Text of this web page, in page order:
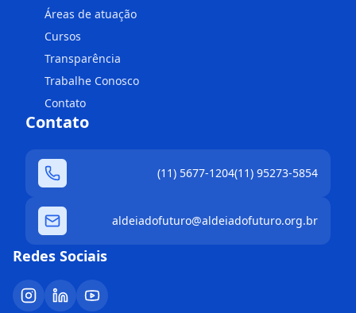
Áreas de atuação
Cursos
Transparência
Trabalhe Conosco
Contato
Contato
(11) 5677-1204(11) 95273-5854
aldeiadofuturo@aldeiadofuturo.org.br
Redes Sociais